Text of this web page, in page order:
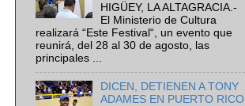
HIGÜEY, LA ALTAGRACIA.-
El Ministerio de Cultura
realizará “Este Festival“, un evento que
reunirá, del 28 al 30 de agosto, las
principales ...
DICEN, DETIENEN A TONY
ADAMES EN PUERTO RICO